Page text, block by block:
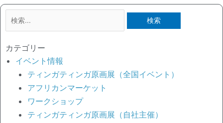
検
象:
カテゴリー
イベント情報
ティンガティンガ原画展（全国イベント）
アフリカンマーケット
ワークショップ
ティンガティンガ原画展（自社主催）